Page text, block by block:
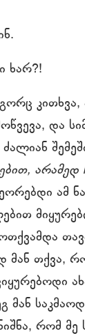
ხარ?!
კითხვა,
და
არამედ
ამ
მან თქვა,
მან საკმაოდ
რომ მე